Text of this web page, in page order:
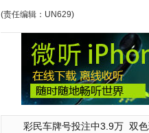
(责任编辑：UN629)
彩民车牌号投注中3.9万 双